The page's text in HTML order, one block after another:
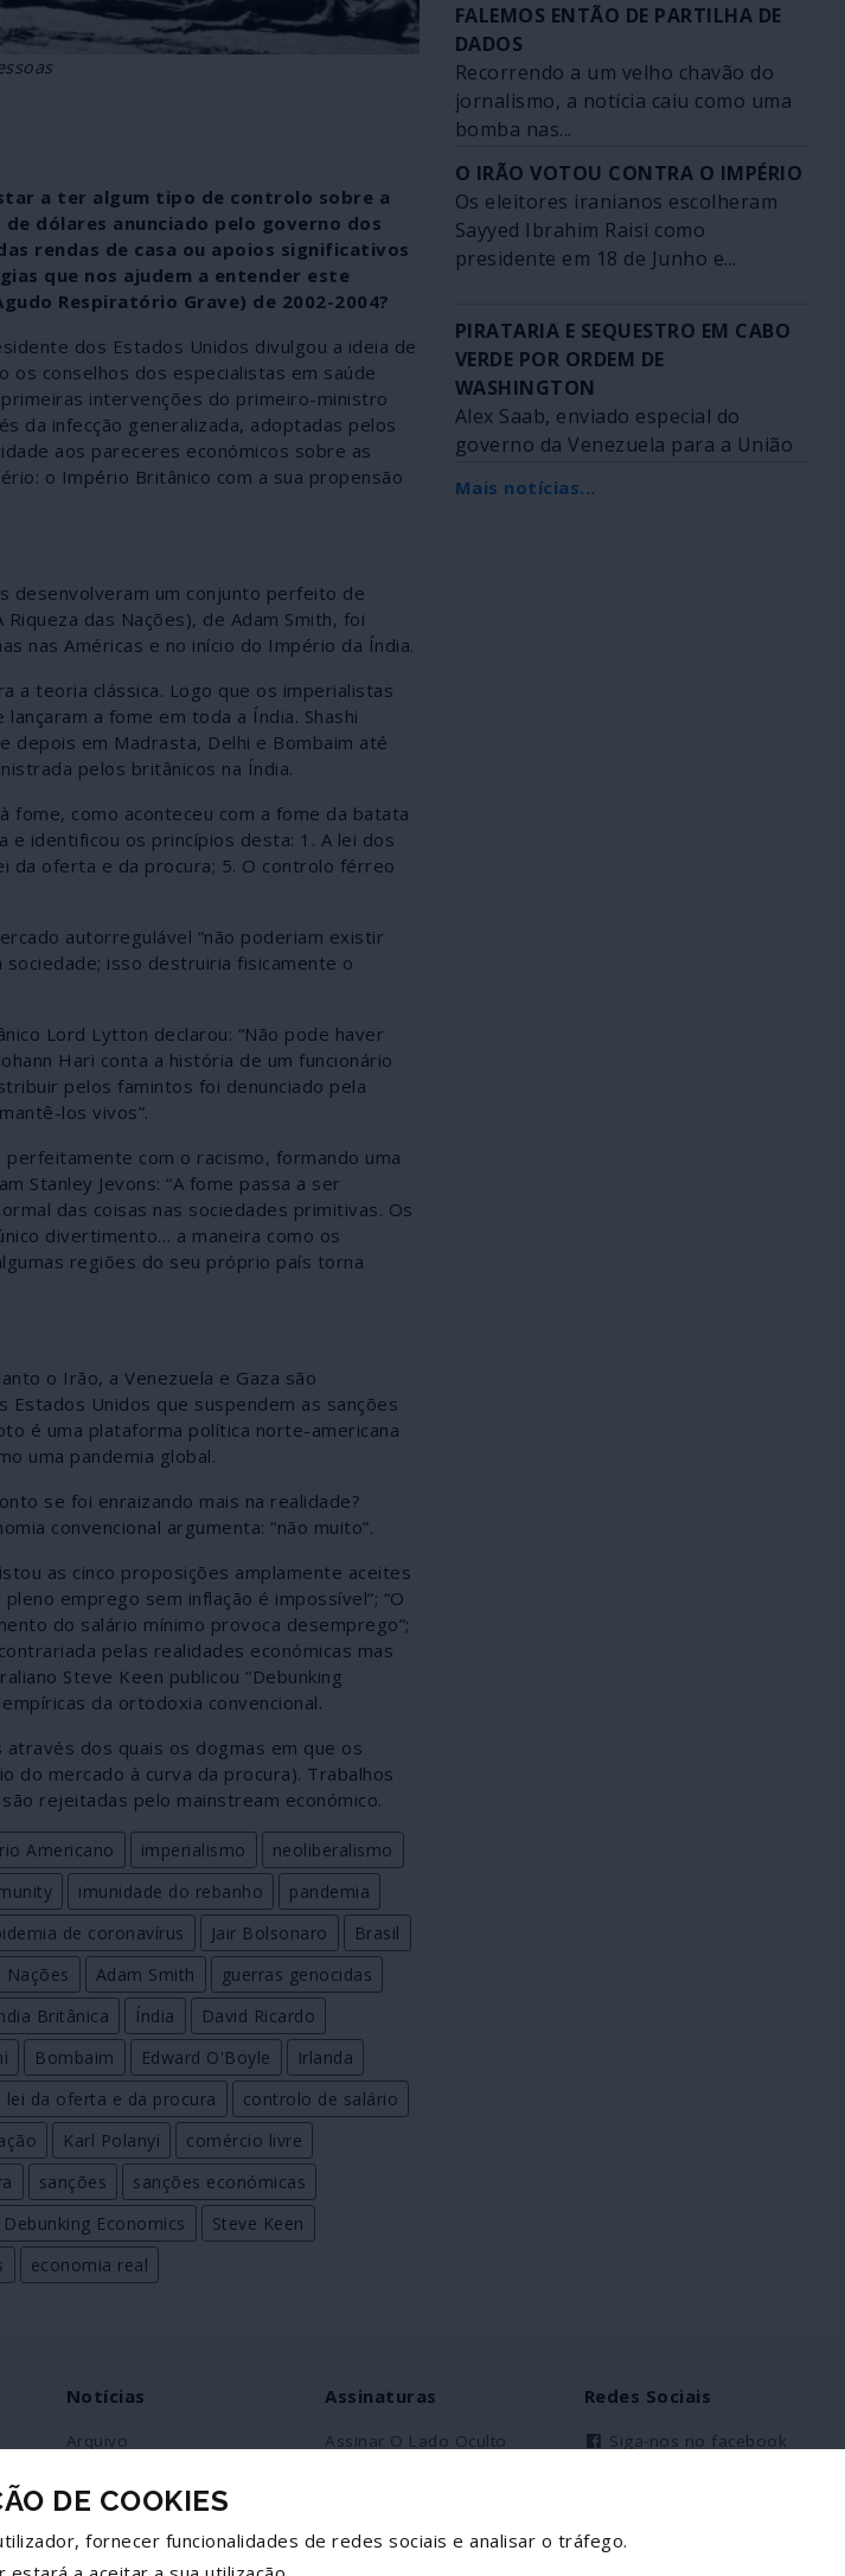
a ter algum tipo de controlo sobre a
dólares anunciado pelo governo dos
rendas de casa ou apoios significativos
que nos ajudem a entender este
Respiratório Grave) de 2002-2004?
dos Estados Unidos divulgou a ideia de
conselhos dos especialistas em saúde
intervenções do primeiro-ministro
da infecção generalizada, adoptadas pelos
aos pareceres económicos sobre as
o Império Britânico com a sua propensão
desenvolveram um conjunto perfeito de
das Nações), de Adam Smith, foi
nas Américas e no início do Império da Índia.
a teoria clássica. Logo que os imperialistas
a fome em toda a Índia. Shashi
depois em Madrasta, Delhi e Bombaim até
pelos britânicos na Índia.
fome, como aconteceu com a fome da batata
e identificou os princípios desta: 1. A lei dos
da oferta e da procura; 5. O controlo férreo
autorregulável “não poderiam existir
isso destruiria fisicamente o
Lord Lytton declarou: “Não pode haver
Hari conta a história de um funcionário
pelos famintos foi denunciado pela
los vivos”.
com o racismo, formando uma
Stanley Jevons: “A fome passa a ser
das coisas nas sociedades primitivas. Os
divertimento… a maneira como os
regiões do seu próprio país torna
o Irão, a Venezuela e Gaza são
Unidos que suspendem as sanções
é uma plataforma política norte-americana
uma pandemia global.
se foi enraizando mais na realidade?
convencional argumenta: “não muito”.
as cinco proposições amplamente aceites
emprego sem inflação é impossível”; “O
do salário mínimo provoca desemprego”;
pelas realidades económicas mas
Steve Keen publicou “Debunking
da ortodoxia convencional.
através dos quais os dogmas em que os
do mercado à curva da procura). Trabalhos
rejeitadas pelo mainstream económico.
Americano imperialismo
neoliberalismo
imunidade do rebanho
pandemia
de coronavírus Jair Bolsonaro
Brasil
Nações Adam Smith
guerras genocidas
Britânica Índia
David Ricardo
Bombaim Edward O'Boyle
Irlanda
lei da oferta e da procura
controlo de salário
Karl Polanyi
comércio livre
sanções
sanções económicas
Debunking Economics
Steve Keen
economia real
FALEMOS ENTÃO DE PARTILHA DE
DADOS
Recorrendo a um velho chavão do
jornalismo, a notícia caiu como uma
bomba nas...
O IRÃO VOTOU CONTRA O IMPÉRIO
Os eleitores iranianos escolheram
Sayyed Ibrahim Raisi como
presidente em 18 de Junho e...
PIRATARIA E SEQUESTRO EM CABO
VERDE POR ORDEM DE
WASHINGTON
Alex Saab, enviado especial do
governo da Venezuela para a União
Mais notícias...
Notícias
Arquivo
Assinaturas
Assinar O Lado Oculto
Redes Sociais
Siga-nos no facebook
Facebook
DE COOKIES
fornecer funcionalidades de redes sociais e analisar o tráfego.